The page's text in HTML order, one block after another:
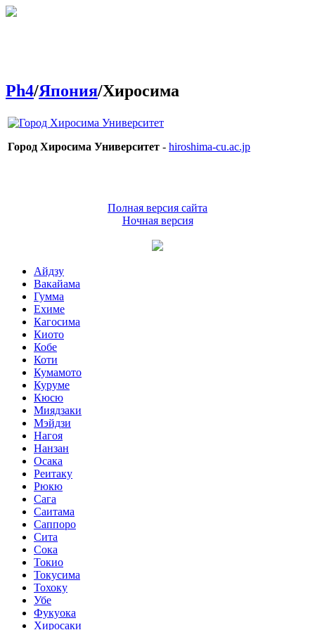
Ph4/Япония/Хиросима
Город Хиросима Университет - hiroshima-cu.ac.jp
Полная версия сайта
Ночная версия
Айдзу
Вакайама
Гумма
Ехиме
Кагосима
Киото
Кобе
Коти
Кумамото
Куруме
Кюсю
Миядзаки
Мэйдзи
Нагоя
Нанзан
Осака
Реитаку
Рюкю
Сага
Саитама
Саппоро
Сита
Сока
Токио
Токусима
Тохоку
Убе
Фукуока
Хиросаки